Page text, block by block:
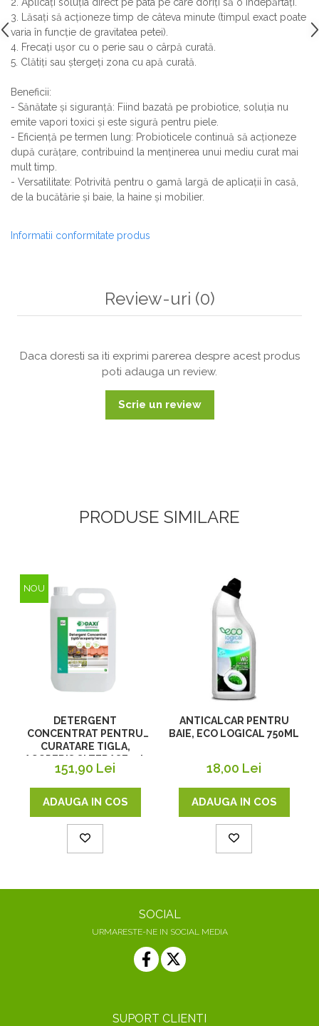
3. Lăsați să acționeze timp de câteva minute (timpul exact poate
varia în funcție de gravitatea petei).
4. Frecați ușor cu o perie sau o cârpă curată.
5. Clătiți sau ștergeți zona cu apă curată.
Beneficii:
- Sănătate și siguranță: Fiind bazată pe probiotice, soluția nu
emite vapori toxici și este sigură pentru piele.
- Eficiență pe termen lung: Probioticele continuă să acționeze
după curățare, contribuind la menținerea unui mediu curat mai
mult timp.
- Versatilitate: Potrivită pentru o gamă largă de aplicații în casă,
de la bucătărie și baie, la haine și mobilier.
Informatii conformitate produs
Review-uri (0)
Daca doresti sa iti exprimi parerea despre acest produs
poti adauga un review.
Scrie un review
PRODUSE SIMILARE
NOU
DETERGENT
CONCENTRAT PENTRU
CURATARE TIGLA,
ACOPERIS SI TERASE, 5 L
151,90 Lei
ADAUGA IN COS
ANTICALCAR PENTRU
BAIE, ECO LOGICAL 750ML
18,00 Lei
ADAUGA IN COS
SOCIAL
URMARESTE-NE IN SOCIAL MEDIA
SUPORT CLIENTI